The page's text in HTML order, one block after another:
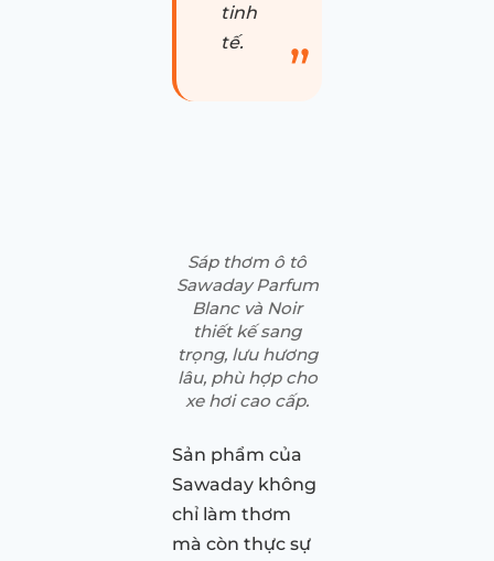
tinh
tế.
Sáp thơm ô tô
Sawaday Parfum
Blanc và Noir
thiết kế sang
trọng, lưu hương
lâu, phù hợp cho
xe hơi cao cấp.
Sản phẩm của
Sawaday không
chỉ làm thơm
mà còn thực sự